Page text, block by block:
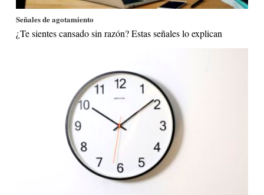
Señales de agotamiento
¿Te sientes cansado sin razón? Estas señales lo explican